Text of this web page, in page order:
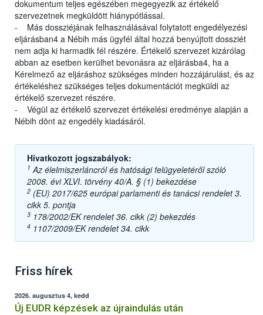
dokumentum teljes egészében megegyezik az értékelő
szervezetnek megküldött hiánypótlással.
- Más dossziéjának felhasználásával folytatott engedélyezési
eljárásban4 a Nébih más ügyfél által hozzá benyújtott dossziét
nem adja ki harmadik fél részére. Értékelő szervezet kizárólag
abban az esetben kerülhet bevonásra az eljárásba4, ha a
Kérelmező az eljáráshoz szükséges minden hozzájárulást, és az
értékeléshez szükséges teljes dokumentációt megküldi az
értékelő szervezet részére.
- Végül az értékelő szervezet értékelési eredménye alapján a
Nébih dönt az engedély kiadásáról.
Hivatkozott jogszabályok:
1 Az élelmiszerláncról és hatósági felügyeletéről szóló
2008. évi XLVI. törvény 40/A. § (1) bekezdése
2 (EU) 2017/625 európai parlamenti és tanácsi rendelet 3.
cikk 5. pontja
3 178/2002/EK rendelet 36. cikk (2) bekezdés
4 1107/2009/EK rendelet 34. cikk
Friss hírek
2026. augusztus 4, kedd
Új EUDR képzések az újraindulás után